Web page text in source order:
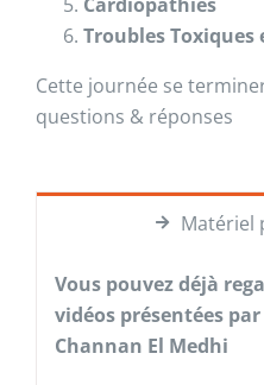
Troubles
Cette journée se
questions & réponses
Matériel
Vous pouvez déjà
vidéos présentées par
Channan El Medhi